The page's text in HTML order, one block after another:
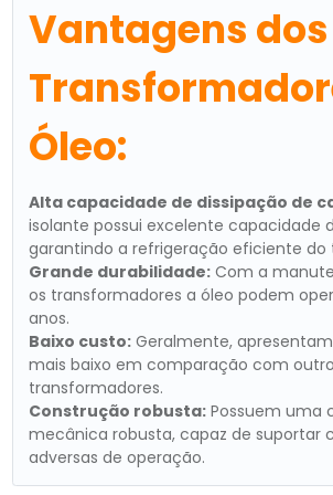
Vantagens dos
Óleo:
Alta capacidade de dissipação de
isolante possui excelente capacidade
garantindo a refrigeração eficiente do
Grande durabilidade:Com a
os transformadores a óleo podem
anos.
Baixo custo:Geralmente,
mais baixo em comparação com
transformadores.
Construção robusta:Possuem uma
mecânica robusta, capaz de suportar
adversas de operação.